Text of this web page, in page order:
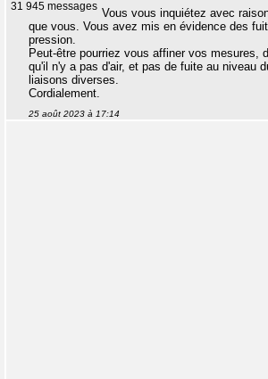
31 945 messages
Vous vous inquiétez avec
que vous. Vous avez mis en évidence des
pression.
Peut-être pourriez vous affiner vos mesures,
qu'il n'y a pas d'air, et pas de fuite au niveau
liaisons diverses.
Cordialement.
25 août 2023 à 17:14